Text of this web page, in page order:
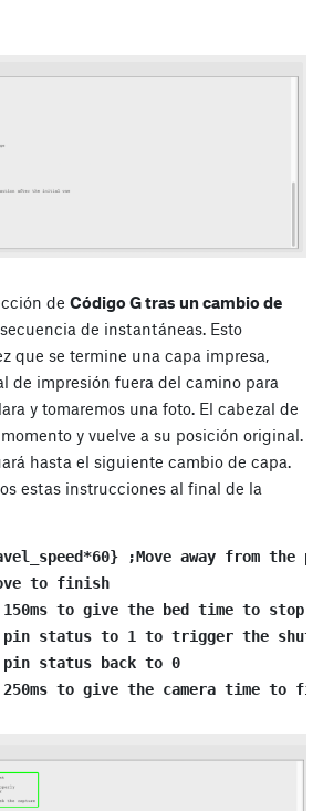
de Código G tras un cambio de
de instantáneas. Esto
que se termine una capa impresa,
de impresión fuera del camino para
y tomaremos una foto. El cabezal de
y vuelve a su posición original.
hasta el siguiente cambio de capa.
estas instrucciones al final de la
;Move away from the
to finish
to give the bed time to stop
pin status to 1 to trigger the
pin status back to 0
250ms to give the camera time to